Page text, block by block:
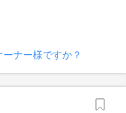
ナー様ですか？